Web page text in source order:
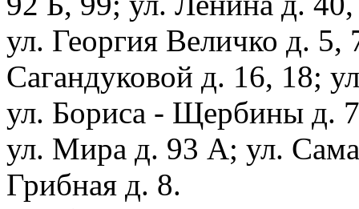
ул. Георгия Величко д.
Сагандуковой д. 16, 18;
ул. Бориса - Щербины д.
ул. Мира д. 93 А; ул.
Грибная д. 8.